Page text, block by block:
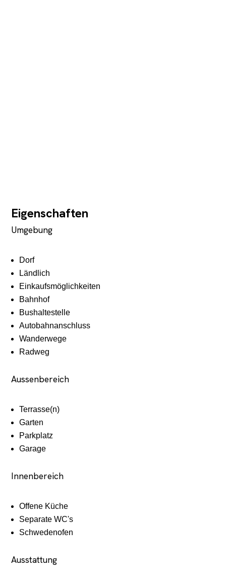
Eigenschaften
Umgebung
Dorf
Ländlich
Einkaufsmöglichkeiten
Bahnhof
Bushaltestelle
Autobahnanschluss
Wanderwege
Radweg
Aussenbereich
Terrasse(n)
Garten
Parkplatz
Garage
Innenbereich
Offene Küche
Separate WC's
Schwedenofen
Ausstattung